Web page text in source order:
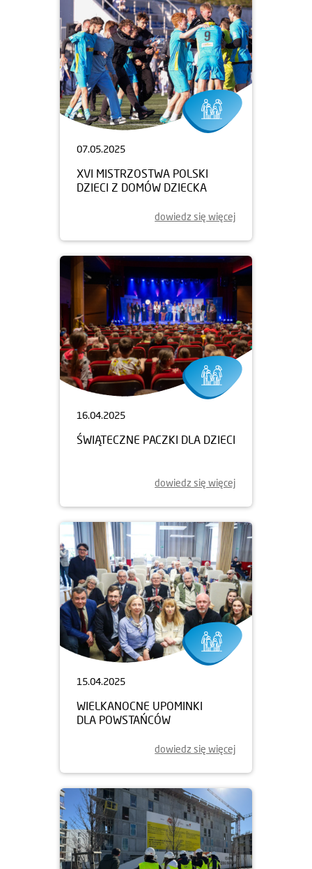
07.05.2025
XVI MISTRZOSTWA POLSKI
DZIECI Z DOMÓW DZIECKA
dowiedz się więcej
16.04.2025
ŚWIĄTECZNE PACZKI DLA DZIECI
dowiedz się więcej
15.04.2025
WIELKANOCNE UPOMINKI
DLA POWSTAŃCÓW
dowiedz się więcej